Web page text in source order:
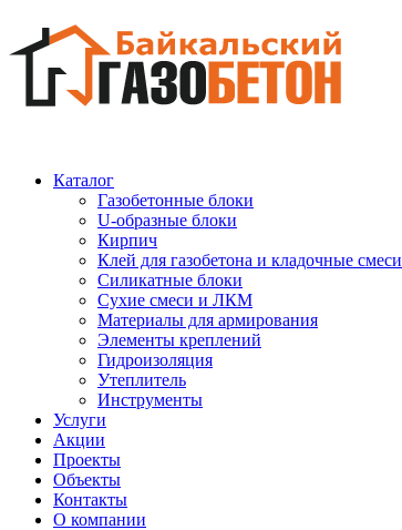
Каталог
Газобетонные блоки
U-образные блоки
Кирпич
Клей для газобетона и кладочные смеси
Силикатные блоки
Сухие смеси и ЛКМ
Материалы для армирования
Элементы креплений
Гидроизоляция
Утеплитель
Инструменты
Услуги
Акции
Проекты
Объекты
Контакты
О компании